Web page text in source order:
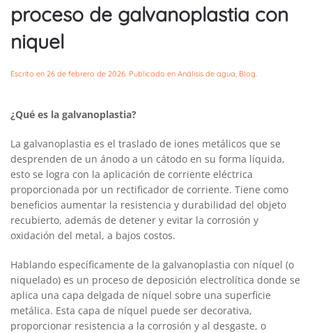
proceso de galvanoplastia con
niquel
Escrito en 26 de febrero de 2026 . Publicado en Análisis de agua Blog
¿Qué es la galvanoplastia?
La galvanoplastia es el traslado de iones metálicos que se
desprenden de un ánodo a un cátodo en su forma líquida,
esto se logra con la aplicación de corriente eléctrica
proporcionada por un rectificador de corriente. Tiene como
beneficios aumentar la resistencia y durabilidad del objeto
recubierto, además de detener y evitar la corrosión y
oxidación del metal, a bajos costos.
Hablando específicamente de la galvanoplastia con níquel (o
niquelado) es un proceso de deposición electrolítica donde se
aplica una capa delgada de níquel sobre una superficie
metálica. Esta capa de níquel puede ser decorativa,
proporcionar resistencia a la corrosión y al desgaste, o